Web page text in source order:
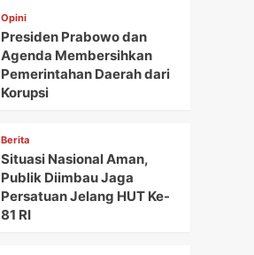
Opini
Presiden Prabowo dan
Agenda Membersihkan
Pemerintahan Daerah dari
Korupsi
Berita
Situasi Nasional Aman,
Publik Diimbau Jaga
Persatuan Jelang HUT Ke-
81 RI